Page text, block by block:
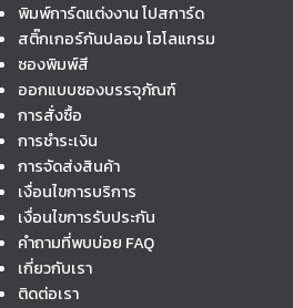
พิมพ์การ์ดแต่งงาน โปสการ์ด
สติ๊กเกอร์กันปลอม โฮโลแกรม
ซองพิมพ์สี
ออกแบบซองบรรจุภัณฑ์
การสั่งซื้อ
การชำระเงิน
การจัดส่งสินค้า
เงื่อนไขการบริการ
เงื่อนไขการรับประกัน
คำถามที่พบบ่อย FAQ
เกี่ยวกับเรา
ติดต่อเรา